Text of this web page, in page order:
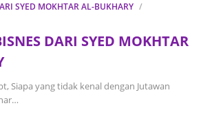
SYED MOKHTAR AL-BUKHARY
DARI SYED MOKHTAR
Siapa yang tidak kenal dengan Jutawan